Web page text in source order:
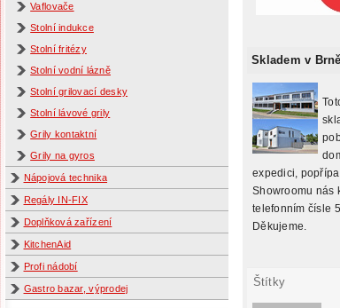
Vaflovače
Stolní indukce
Stolní fritézy
Stolní vodní lázně
Stolní grilovací desky
Stolní lávové grily
Grily kontaktní
Grily na gyros
Nápojová technika
Regály IN-FIX
Doplňková zařízení
KitchenAid
Profi nádobí
Gastro bazar, výprodej
Skladem v Brně
expedici,
Showroomu nás
telefonním čísle
Děkujeme.
Štítky